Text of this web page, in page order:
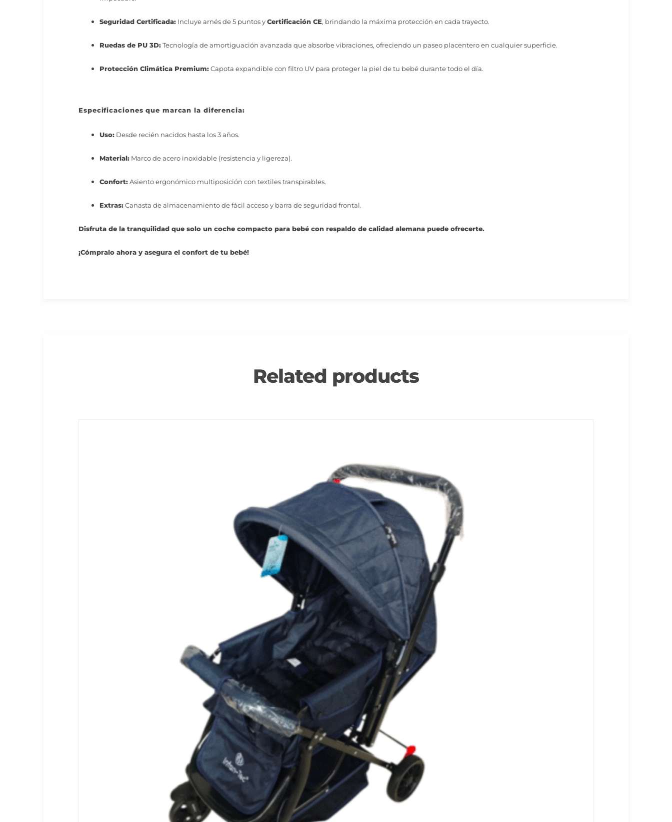
Seguridad Certificada: Incluye arnés de 5 puntos yCertificación CE, brindando la máxima protección en cada trayecto.
Ruedas de PU 3D:Tecnología de amortiguación avanzada que absorbe vibraciones, ofreciendo un paseo placentero en cualquier superficie.
Protección Climática Premium:Capota expandible con filtro UV para proteger la piel de tu bebé durante todo el día.
Especificaciones que marcan la diferencia:
Uso: Desde recién nacidos hasta los 3 años.
Material: Marco de acero inoxidable (resistencia y ligereza).
Confort:Asiento ergonómico multiposición con textiles transpirables.
Extras:Canasta de almacenamiento de fácil acceso y barra de seguridad frontal.
Disfruta de la tranquilidad que solo un coche compacto para bebé con respaldo de calidad alemana puede ofrecerte.
¡Cómpralo ahora y asegura el confort de tu bebé!
Related products